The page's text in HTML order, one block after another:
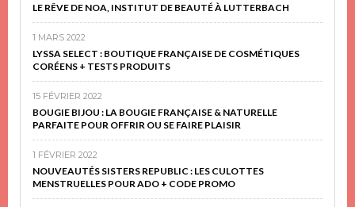
LE RÊVE DE NOA, INSTITUT DE BEAUTÉ À LUTTERBACH
1 MARS 2022
LYSSA SELECT : BOUTIQUE FRANÇAISE DE COSMÉTIQUES
CORÉENS + TESTS PRODUITS
15 FÉVRIER 2022
BOUGIE BIJOU : LA BOUGIE FRANÇAISE & NATURELLE
PARFAITE POUR OFFRIR OU SE FAIRE PLAISIR
1 FÉVRIER 2022
NOUVEAUTÉS SISTERS REPUBLIC : LES CULOTTES
MENSTRUELLES POUR ADO + CODE PROMO